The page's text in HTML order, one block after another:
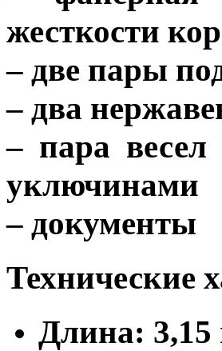
жесткости
– две пары
– два
– пара
уключинами
– документы
Технические
Длина: 3,15